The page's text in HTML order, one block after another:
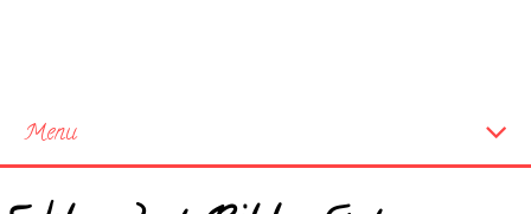
Menu
Startseite